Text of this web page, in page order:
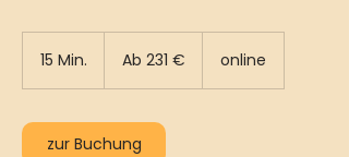
15 Min.
i
n
EuroAb 231 € online
zur Buchung